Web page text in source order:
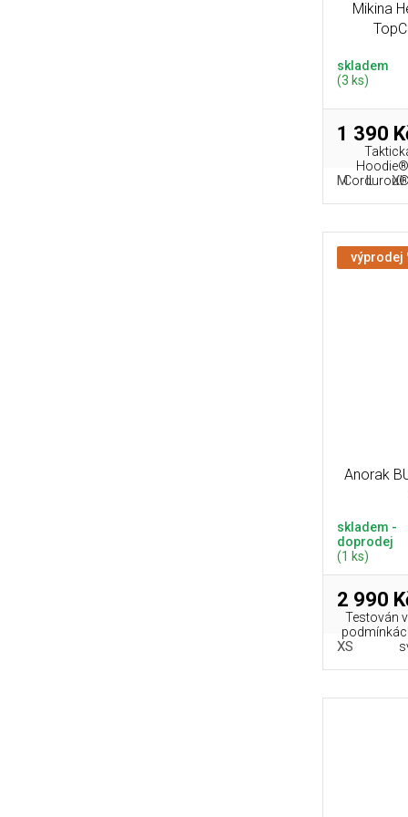
Mikina
skladem
(3 ks)
1 390
Cordurou®
M L XL
výprodej
Anorak
skladem -
doprodej
(1 ks)
2 990
Testován
XS